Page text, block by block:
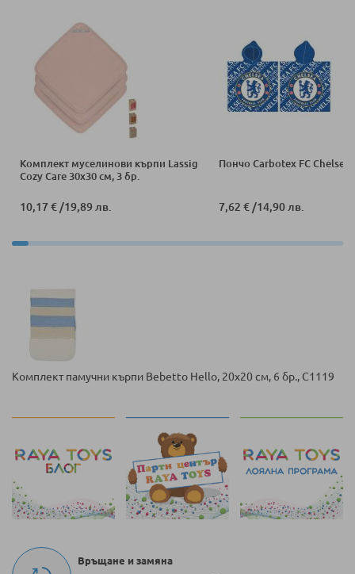
Комплект муселинови кърпи Lassig
Cozy Care 30х30 см, 3 бр.
10,17 €/19,89 лв.
Пончо Carbotex FC Chelsea
7,62 €/14,90 лв.
Комплект памучни кърпи Bebetto Hello, 20х20 см, 6 бр., C1119
Връщане и замяна